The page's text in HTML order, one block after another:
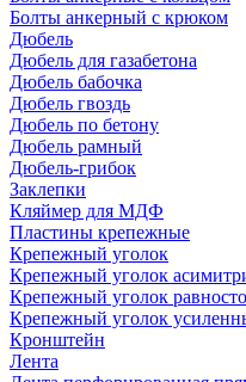
Болты анкерный с крюком
Дюбель
Дюбель для газабетона
Дюбель бабочка
Дюбель гвоздь
Дюбель по бетону
Дюбель рамный
Дюбель-грибок
Заклепки
Кляймер для МДФ
Пластины крепежные
Крепежный уголок
Крепежный уголок
Крепежный уголок
Крепежный уголок
Кронштейн
Лента